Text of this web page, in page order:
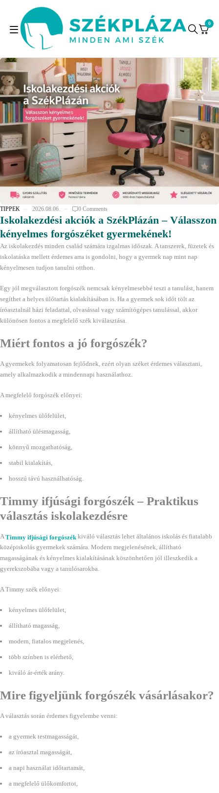
0
TIPPEK 2026.08.06. 0 Comments
Iskolakezdési akciók a SzékPlázán – Válasszon
kényelmes forgószéket gyermekének!
Az iskolakezdés minden család számára izgalmas időszak. A tanszerek, füzetek és
iskolatáska mellett érdemes arra is gondolni, hogy a gyermek nap mint nap
kényelmesen tudjon tanulni otthon.
Egy jól megválasztott forgószék nemcsak kényelmesebbé teszi a tanulást, hanem
segíthet a helyes ülőtartás kialakításában is. Ha a gyermek sok időt tölt az
íróasztalnál házi feladattal, olvasással vagy számítógépes tanulással, akkor
különösen fontos a megfelelő szék kiválasztása.
Miért fontos a jó forgószék?
A gyermekek folyamatosan fejlődnek, ezért olyan széket érdemes választani,
amely alkalmazkodik a mindennapi használathoz.
A megfelelő forgószék előnyei:
kényelmes ülőfelület,
állítható ülésmagasság,
könnyű mozgathatóság,
stabil kialakítás,
hosszú távú használhatóság.
Timmy ifjúsági forgószék – Praktikus
választás iskolakezdésre
A Timmy ifjúsági forgószék kiváló választás lehet általános iskolás és fiatalabb
középiskolás gyermekek számára. Modern megjelenésének, állítható
magasságának és kényelmes kialakításának köszönhetően jól illeszkedik a
gyerekszobába vagy a tanulósarokba.
A Timmy szék előnyei:
kényelmes ülőfelület,
állítható magasság,
modern, fiatalos megjelenés,
több színben is elérhető,
kiváló ár-érték arány.
Mire figyeljünk forgószék vásárlásakor?
A választás során érdemes figyelembe venni:
a gyermek testmagasságát,
az íróasztal magasságát,
a napi használat időtartamát,
a megfelelő ülőkomfortot,